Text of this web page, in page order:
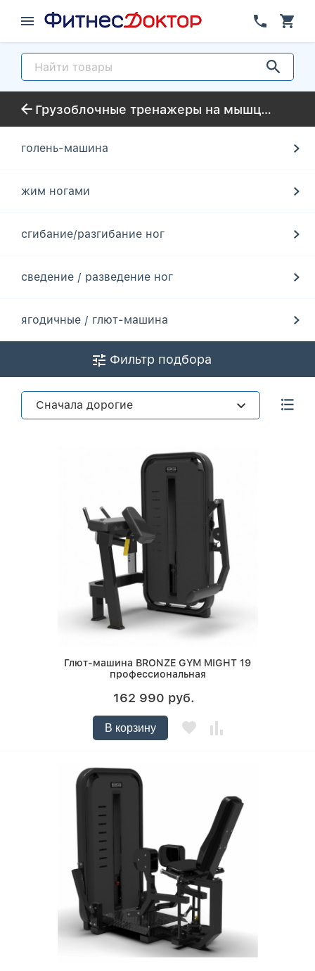
Грузоблочные тренажеры на мышцы ног
голень-машина
жим ногами
сгибание/разгибание ног
сведение / разведение ног
ягодичные / глют-машина
Фильтр подбора
Сначала дорогие
Глют-машина BRONZE GYM MIGHT 19
профессиональная
162 990 руб.
В корзину